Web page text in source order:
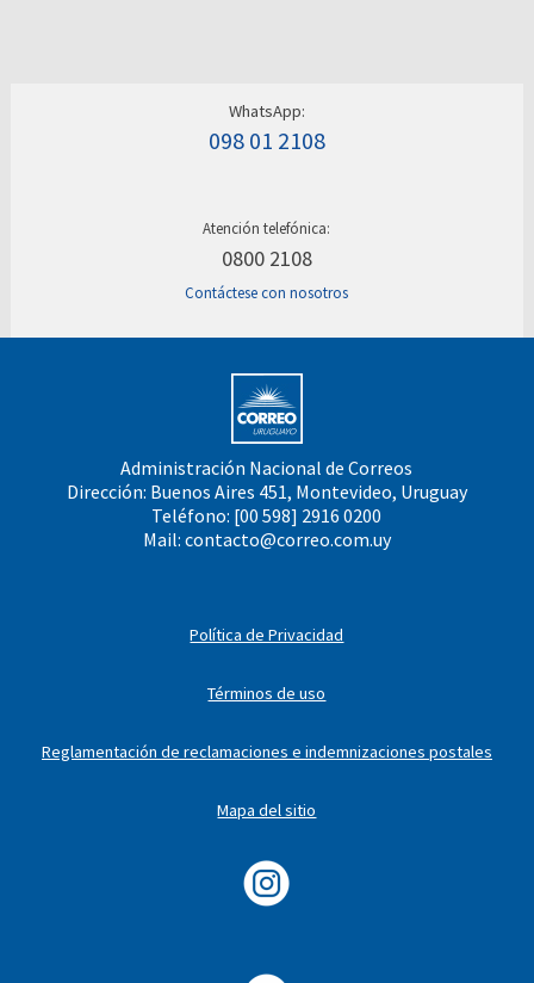
WhatsApp:
098 01 2108
Atención telefónica:
0800 2108
Contáctese con nosotros
Administración Nacional de Correos
Dirección: Buenos Aires 451, Montevideo, Uruguay
Teléfono: [00 598] 2916 0200
Mail: contacto@correo.com.uy
Política de Privacidad
Términos de uso
Reglamentación de reclamaciones e indemnizaciones postales
Mapa del sitio